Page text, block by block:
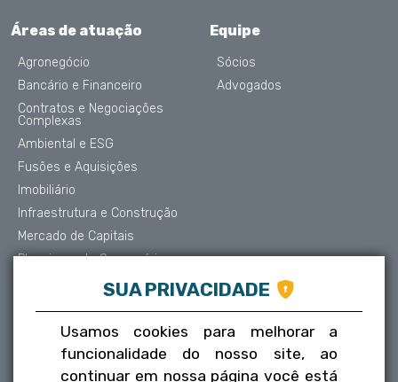
Áreas de atuação
Agronegócio
Bancário e Financeiro
Contratos e Negociações
Complexas
Ambiental e ESG
Fusões e Aquisições
Imobiliário
Infraestrutura e Construção
Mercado de Capitais
Planejamento Sucessório
Contencioso e Arbitragem
Societário
Trabalhista
Tributário
Equipe
Sócios
Advogados
SUA PRIVACIDADE
Usamos cookies para melhorar a
funcionalidade do nosso site, ao
continuar em nossa página você está